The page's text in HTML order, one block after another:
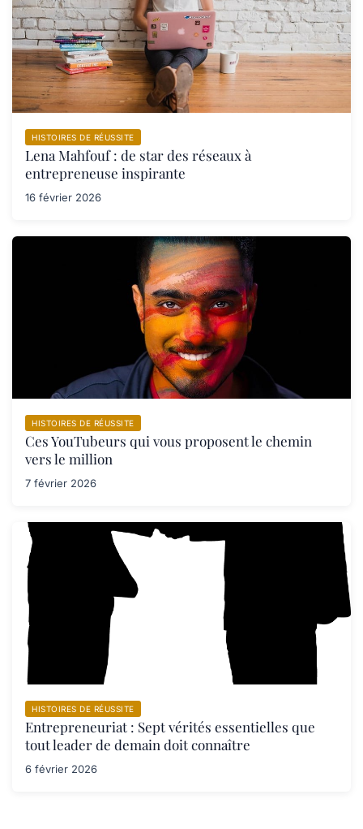
HISTOIRES DE RÉUSSITE
Lena Mahfouf : de star des réseaux à
entrepreneuse inspirante
16 février 2026
HISTOIRES DE RÉUSSITE
Ces YouTubeurs qui vous proposent le chemin
vers le million
7 février 2026
HISTOIRES DE RÉUSSITE
Entrepreneuriat : Sept vérités essentielles que
tout leader de demain doit connaître
6 février 2026